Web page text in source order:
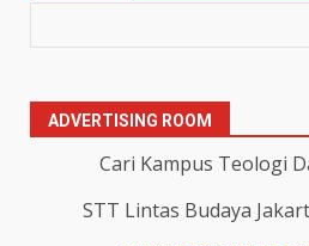
ADVERTISING ROOM
Cari Kampus Teologi
STT Lintas Budaya